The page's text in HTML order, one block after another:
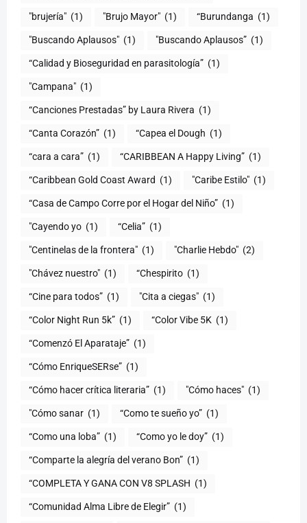
"brujería" (1) "Brujo Mayor" (1) “Burundanga (1)
"Buscando Aplausos" (1) "Buscando Aplausos” (1)
(1)
"Campana" (1)
“Canciones Prestadas” by Laura Rivera (1)
“Canta Corazón” (1) “Capea el Dough (1)
“cara a cara” (1) “CARIBBEAN A Happy Living” (1)
(1) "Caribe Estilo" (1)
“Casa de Campo Corre por el Hogar del Niño” (1)
"Cayendo yo (1) (1)
"Centinelas de la frontera" (1) "Charlie Hebdo" (2)
"Chávez nuestro" (1) “Chespirito (1)
“Cine para todos” (1) "Cita a ciegas" (1)
“Color Night Run 5k” (1) “Color Vibe 5K (1)
“Comenzó El Aparataje” (1)
“Cómo EnriqueSERse” (1)
(1) "Cómo haces" (1)
"Cómo sanar (1) “Como te sueño yo” (1)
“Como una loba” (1) “Como yo le doy” (1)
“Comparte la alegría del verano Bon” (1)
“COMPLETA Y GANA CON V8 SPLASH (1)
“Comunidad Alma Libre de Elegir” (1)